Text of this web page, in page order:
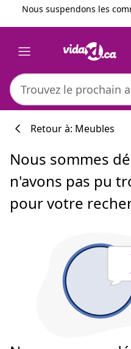
Précédent
Suivant
Nous suspendons les
Retour à: Meubles
Nous sommes
n'avons pas pu
pour votre